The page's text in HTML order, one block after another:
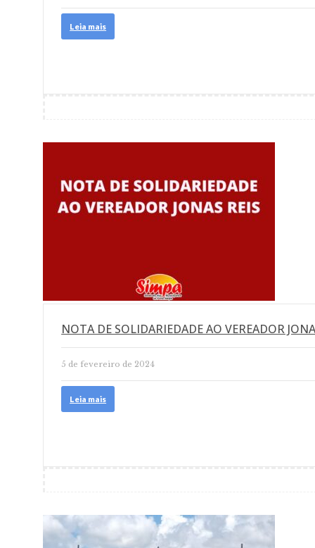
Leia mais
NOTA DE SOLIDARIEDADE AO VEREADOR
5 de fevereiro de 2024
Leia mais